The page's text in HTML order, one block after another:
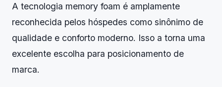
A tecnologia memory foam é amplamente
reconhecida pelos hóspedes como sinônimo de
qualidade e conforto moderno. Isso a torna uma
excelente escolha para posicionamento de
marca.